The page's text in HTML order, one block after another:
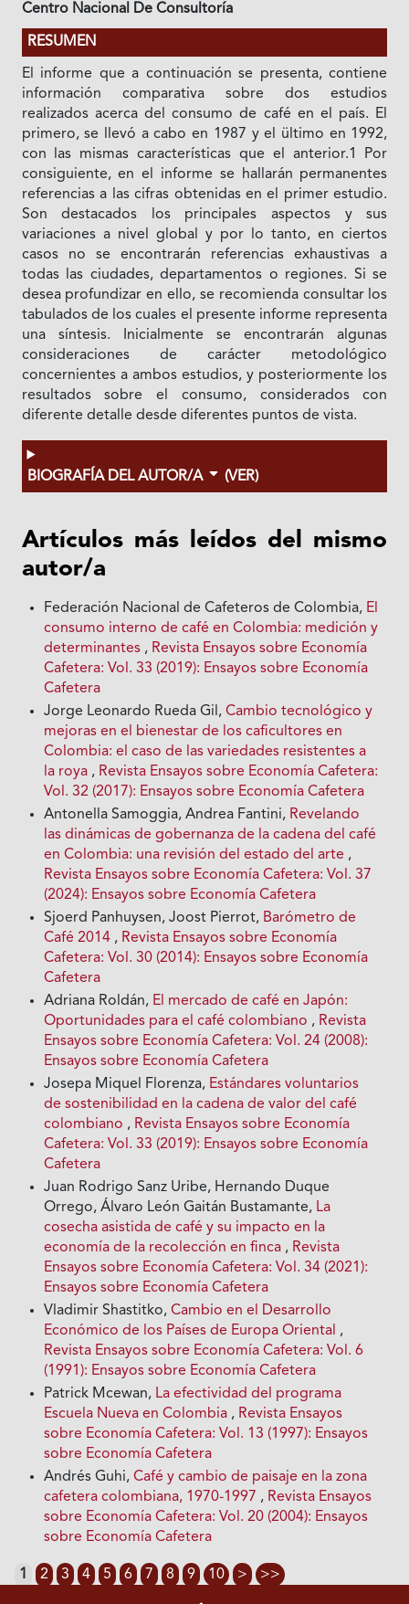
Centro Nacional De Consultoría
RESUMEN
El informe que a continuación se presenta, contiene
información comparativa sobre dos estudios
realizados acerca del consumo de café en el país. El
primero, se llevó a cabo en 1987 y el ültimo en 1992,
con las mismas características que el anterior.1 Por
consiguiente, en el informe se hallarán permanentes
referencias a las cifras obtenidas en el primer estudio.
Son destacados los principales aspectos y sus
variaciones a nivel global y por lo tanto, en ciertos
casos no se encontrarán referencias exhaustivas a
todas las ciudades, departamentos o regiones. Si se
desea profundizar en ello, se recomienda consultar los
tabulados de los cuales el presente informe representa
una síntesis. Inicialmente se encontrarán algunas
consideraciones de carácter metodológico
concernientes a ambos estudios, y posteriormente los
resultados sobre el consumo, considerados con
diferente detalle desde diferentes puntos de vista.
BIOGRAFÍA DEL AUTOR/A (VER)
Artículos más leídos del mismo
autor/a
Federación Nacional de Cafeteros de Colombia, El
consumo interno de café en Colombia: medición y
determinantes , Revista Ensayos sobre Economía
Cafetera: Vol. 33 (2019): Ensayos sobre Economía
Cafetera
Jorge Leonardo Rueda Gil,Cambio tecnológico y
mejoras en el bienestar de los caficultores en
Colombia: el caso de las variedades resistentes a
la roya , Revista Ensayos sobre Economía Cafetera:
Vol. 32 (2017): Ensayos sobre Economía Cafetera
Antonella Samoggia, Andrea Fantini, Revelando
las dinámicas de gobernanza de la cadena del café
en Colombia: una revisión del estado del arte ,
Revista Ensayos sobre Economía Cafetera: Vol. 37
(2024): Ensayos sobre Economía Cafetera
Sjoerd Panhuysen, Joost Pierrot, Barómetro de
Café 2014 , Revista Ensayos sobre Economía
Cafetera: Vol. 30 (2014): Ensayos sobre Economía
Cafetera
Adriana Roldán, El mercado de café en Japón:
Oportunidades para el café colombiano , Revista
Ensayos sobre Economía Cafetera: Vol. 24 (2008):
Ensayos sobre Economía Cafetera
Josepa Miquel Florenza, Estándares voluntarios
de sostenibilidad en la cadena de valor del café
colombiano , Revista Ensayos sobre Economía
Cafetera: Vol. 33 (2019): Ensayos sobre Economía
Cafetera
Juan Rodrigo Sanz Uribe, Hernando Duque
Orrego, Álvaro León Gaitán Bustamante, La
cosecha asistida de café y su impacto en la
economía de la recolección en finca , Revista
Ensayos sobre Economía Cafetera: Vol. 34 (2021):
Ensayos sobre Economía Cafetera
Vladimir Shastitko,Cambio en el Desarrollo
Económico de los Países de Europa Oriental ,
Revista Ensayos sobre Economía Cafetera: Vol. 6
(1991): Ensayos sobre Economía Cafetera
Patrick Mcewan, La efectividad del programa
Escuela Nueva en Colombia , Revista Ensayos
sobre Economía Cafetera: Vol. 13 (1997): Ensayos
sobre Economía Cafetera
Andrés Guhi,Café y cambio de paisaje en la zona
cafetera colombiana, 1970-1997 , Revista Ensayos
sobre Economía Cafetera: Vol. 20 (2004): Ensayos
sobre Economía Cafetera
1 2 3 4 5 6 7 8 9 10 > >>